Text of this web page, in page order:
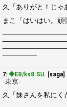
久「ありがと！じゃ
まこ「はいはい。頑
―――――
7: ◆EB/ks8.SU. [saga]
-東京-
久「妹さんを私にく